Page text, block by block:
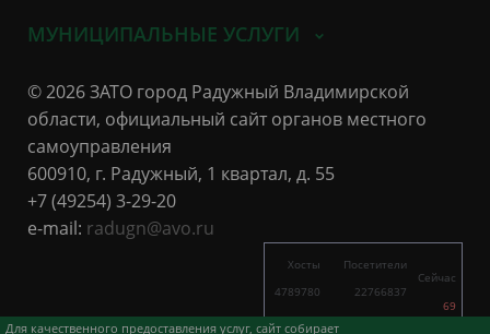
Для качественного предоставления услуг, сайт собирает
МУНИЦИПАЛЬНЫЕ УСЛУГИ
© 2026 ЗАТО город Радужный Владимирской
области, официальный сайт органов местного
самоуправления
600910, г. Радужный, 1 квартал, д. 55
+7 (49254) 3-29-20
e-mail: radugn@avo.ru
Хосты
4789780
7392
Посетители
22766837
15280
Сейчас
69